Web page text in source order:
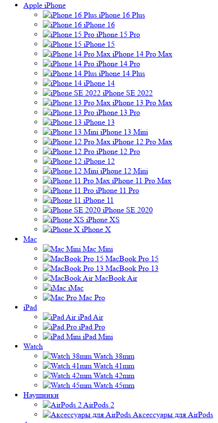
Apple iPhone
iPhone 16 Plus
iPhone 16
iPhone 15 Pro
iPhone 15
iPhone 14 Pro Max
iPhone 14 Pro
iPhone 14 Plus
iPhone 14
iPhone SE 2022
iPhone 13 Pro Max
iPhone 13 Pro
iPhone 13
iPhone 13 Mini
iPhone 12 Pro Max
iPhone 12 Pro
iPhone 12
iPhone 12 Mini
iPhone 11 Pro Max
iPhone 11 Pro
iPhone 11
iPhone SE 2020
iPhone XS
iPhone X
Mac
Mac Mini
MacBook Pro 15
MacBook Pro 13
MacBook Air
iMac
Mac Pro
iPad
iPad Air
iPad Pro
iPad Mini
Watch
Watch 38mm
Watch 41mm
Watch 42mm
Watch 45mm
Наушники
AirPods 2
Аксессуары для AirPods